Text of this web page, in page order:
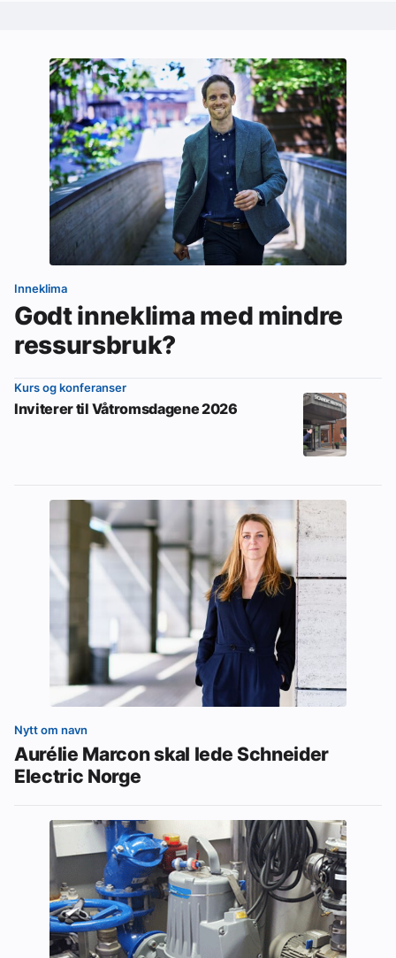
Inneklima
Godt inneklima med mindre
ressursbruk?
Kurs og konferanser
Inviterer til Våtromsdagene 2026
Nytt om navn
Aurélie Marcon skal lede Schneider
Electric Norge